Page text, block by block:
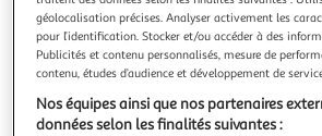
Vous voulez connaître le prix
Afficher le prix
géolocalisation précises. Analyser activement les
pour l’identification. Stocker et/ou accéder à des
Publicités et contenu personnalisés, mesure de
contenu, études d’audience et développement de
Nos équipes ainsi que nos partenaires
données selon les finalités suivantes :